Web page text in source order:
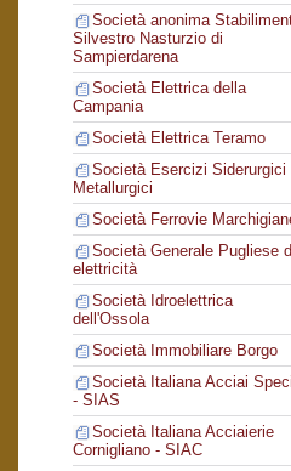
Società anonima
Silvestro Nasturzio di
Sampierdarena
Società Elettrica della
Campania
Società Elettrica Teramo
Società Esercizi Siderurgici
Metallurgici
Società Ferrovie
Società Generale Pugliese
elettricità
Società Idroelettrica
dell'Ossola
Società Immobiliare Borgo
Società Italiana Acciai
- SIAS
Società Italiana Acciaierie
Cornigliano - SIAC